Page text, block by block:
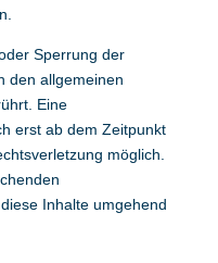
Sperrung der
den allgemeinen
Eine
erst ab dem Zeitpunkt
möglich.
Inhalte umgehend